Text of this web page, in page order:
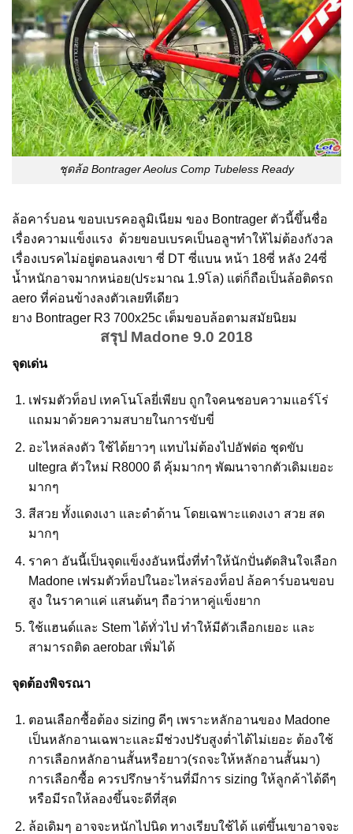
ชุดล้อ Bontrager Aeolus Comp Tubeless Ready
ล้อคาร์บอน ขอบเบรคอลูมิเนียม ของ Bontrager ตัวนี้ขึ้นชื่อ
เรื่องความแข็งแรง ด้วยขอบเบรคเป็นอลูฯทำให้ไม่ต้องกังวล
เรื่องเบรคไม่อยู่ตอนลงเขา ซี่ DT ซี่แบน หน้า 18ซี่ หลัง 24ซี่
น้ำหนักอาจมากหน่อย(ประมาณ 1.9โล) แต่ก็ถือเป็นล้อติดรถ
aero ที่ค่อนข้างลงตัวเลยทีเดียว
ยาง Bontrager R3 700x25c เต็มขอบล้อตามสมัยนิยม
สรุป Madone 9.0 2018
จุดเด่น
เฟรมตัวท็อป เทคโนโลยี่เพียบ ถูกใจคนชอบความแอร์โร่
แถมมาด้วยความสบายในการขับขี่
อะไหล่ลงตัว ใช้ได้ยาวๆ แทบไม่ต้องไปอัฟต่อ ชุดขับ
ultegra ตัวใหม่ R8000 ดี คุ้มมากๆ พัฒนาจากตัวเดิมเยอะ
มากๆ
สีสวย ทั้งแดงเงา และดำด้าน โดยเฉพาะแดงเงา สวย สด
มากๆ
ราคา อันนี้เป็นจุดแข็งงอันหนึ่งที่ทำให้นักปั่นตัดสินใจเลือก
Madone เฟรมตัวท็อปในอะไหล่รองท็อป ล้อคาร์บอนขอบ
สูง ในราคาแค่ แสนต้นๆ ถือว่าหาคู่แข็งยาก
ใช้แฮนด์และ Stem ได้ทั่วไป ทำให้มีตัวเลือกเยอะ และ
สามารถติด aerobar เพิ่มได้
จุดต้องพิจรณา
ตอนเลือกซื้อต้อง sizing ดีๆ เพราะหลักอานของ Madone
เป็นหลักอานเฉพาะและมีช่วงปรับสูงต่ำได้ไม่เยอะ ต้องใช้
การเลือกหลักอานสั้นหรือยาว(รถจะให้หลักอานสั้นมา)
การเลือกซื้อ ควรปรึกษาร้านที่มีการ sizing ให้ลูกค้าได้ดีๆ
หรือมีรถให้ลองขึ้นจะดีที่สุด
ล้อเดิมๆ อาจจะหนักไปนิด ทางเรียบใช้ได้ แต่ขึ้นเขาอาจจะ